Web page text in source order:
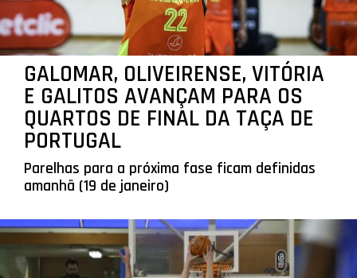
GALOMAR, OLIVEIRENSE, VITÓRIA
E GALITOS AVANÇAM PARA OS
QUARTOS DE FINAL DA TAÇA DE
PORTUGAL
Parelhas para a próxima fase ficam definidas
amanhã (19 de janeiro)